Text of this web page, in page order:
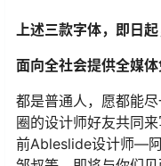
上述三款字体，即日起
面向全社会提供全媒
都是普通人，愿都能
圈的设计师好友共同
前Ableslide设计师—